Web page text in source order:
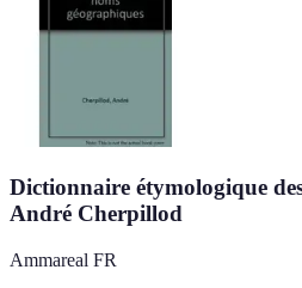
Dictionnaire étymologique
André Cherpillod
Ammareal FR